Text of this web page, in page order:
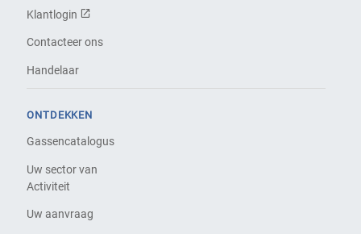
Klantlogin
Contacteer ons
Handelaar
ONTDEKKEN
Gassencatalogus
Uw sector van
Activiteit
Uw aanvraag